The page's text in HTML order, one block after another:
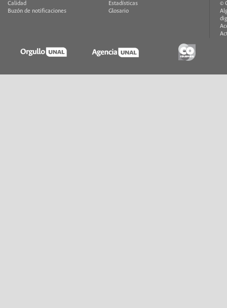
Calidad
Buzón de notificaciones
Estadísticas
Glosario
©